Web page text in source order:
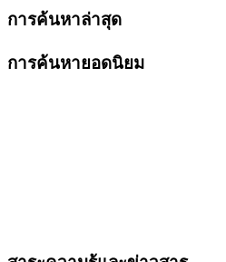
การค้นหาล่าสุด
การค้นหายอดนิยม